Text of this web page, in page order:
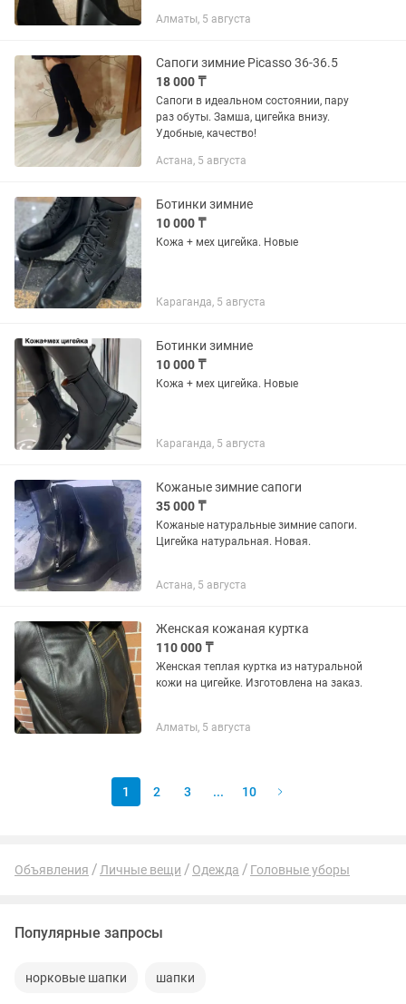
Размер один 39. Замша снаружи,
Алматы, 5 августа
Сапоги зимние Picasso 36-36.5
18 000 ₸
Сапоги в идеальном состоянии, пару
раз обуты. Замша, цигейка внизу.
Удобные, качество!
Астана, 5 августа
Ботинки зимние
10 000 ₸
Кожа + мех цигейка. Новые
Караганда, 5 августа
Ботинки зимние
10 000 ₸
Кожа + мех цигейка. Новые
Караганда, 5 августа
Кожаные зимние сапоги
35 000 ₸
Кожаные натуральные зимние сапоги.
Цигейка натуральная. Новая.
Астана, 5 августа
Женская кожаная куртка
110 000 ₸
Женская теплая куртка из натуральной
кожи на цигейке. Изготовлена на заказ.
Алматы, 5 августа
1 2 3 ... 10
Объявления Личные вещи Одежда Головные уборы
Популярные запросы
норковые шапки шапки